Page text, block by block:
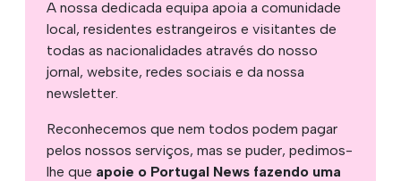
A nossa dedicada equipa apoia a comunidade
local, residentes estrangeiros e visitantes de
todas as nacionalidades através do nosso
jornal, website, redes sociais e da nossa
newsletter.
Reconhecemos que nem todos podem pagar
pelos nossos serviços, mas se puder, pedimos-
lhe que apoie o Portugal News fazendo uma